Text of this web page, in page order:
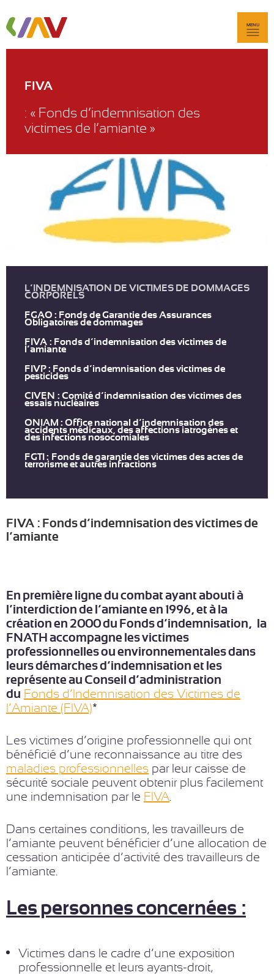
MENU
FIVA
: « Fonds d’indemnisation des
victimes de l’amiante »
L’INDEMNISATION DE VICTIMES DE DOMMAGES
CORPORELS
FGAO : Fonds de Garantie des Assurances
Obligatoires de dommages
FIVA : Fonds d’indemnisation des victimes de
l’amiante
FIVP : Fonds d’indemnisation des victimes de
pesticides
CIVEN : Comité d’indemnisation des victimes des
essais nucléaires
ONIAM : Office national d’indemnisation des
accidents médicaux, des affections iatrogènes et
des infections nosocomiales
FGTI : Fonds de garantie des victimes des actes de
terrorisme et autres infractions
FIVA : Fonds d’indemnisation des victimes de
l’amiante
En première ligne du combat ayant abouti à
l’interdiction de l’amiante en 1996, et à la
création en 2000 du Fonds d’indemnisation, la
FNATH accompagne les victimes
professionnelles ou environnementales dans
leurs démarches d’indemnisation et les
représente au Conseil d’administration
du Fonds d’Indemnisation des Victimes de
l’Amiante (FIVA)*
Les victimes d’origine professionnelle qui ont
bénéficié d’une reconnaissance au titre des
maladies professionnelles par leur caisse de
sécurité sociale peuvent obtenir plus facilement
une indemnisation par le FIVA.
Dans certaines conditions, les travailleurs de
l’amiante peuvent bénéficier d’une allocation de
cessation anticipée d’activité des travailleurs de
l’amiante.
Les personnes concernées :
Victimes dans le cadre d’une exposition
professionnelle et leurs ayants-droit,